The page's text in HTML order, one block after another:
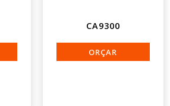
CA9300